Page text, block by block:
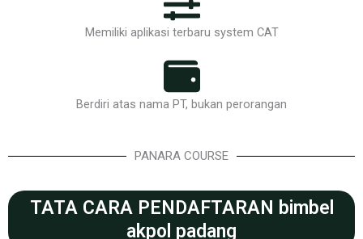
Memiliki aplikasi terbaru system CAT
Berdiri atas nama PT, bukan perorangan
PANARA COURSE
TATA CARA PENDAFTARAN bimbel
akpol padang